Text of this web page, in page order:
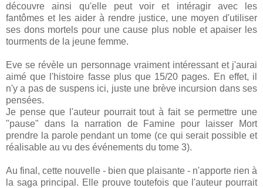
découvre ainsi qu'elle peut voir et intéragir avec les
fantômes et les aider à rendre justice, une moyen d'utiliser
ses dons mortels pour une cause plus noble et apaiser les
tourments de la jeune femme.
Eve se révèle un personnage vraiment intéressant et j'aurai
aimé que l'histoire fasse plus que 15/20 pages. En effet, il
n'y a pas de suspens ici, juste une brève incursion dans ses
pensées.
Je pense que l'auteur pourrait tout à fait se permettre une
"pause" dans la narration de Famine pour laisser Mort
prendre la parole pendant un tome (ce qui serait possible et
réalisable au vu des événements du tome 3).
Au final, cette nouvelle - bien que plaisante - n'apporte rien à
la saga principal. Elle prouve toutefois que l'auteur pourrait